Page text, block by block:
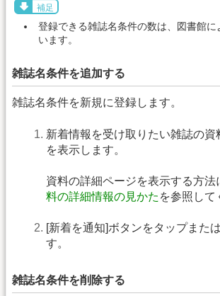
補足
登録できる雑誌名条件の数は、図書館に
います。
雑誌名条件を追加する
雑誌名条件を新規に登録します。
新着情報を受け取りたい雑誌の資
を表示します。
資料の詳細ページを表示する方法
料の詳細情報の見かた を参照して
[新着を通知]ボタンをタップまた
す。
雑誌名条件を削除する